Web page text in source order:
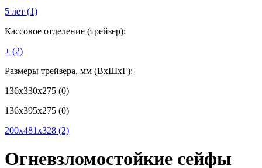
5 лет (1)
Кассовое отделение (трейзер):
+ (2)
Размеры трейзера, мм (ВхШхГ):
136x330x275 (0)
136x395x275 (0)
200x481x328 (2)
Огневзломостойкие сейфы